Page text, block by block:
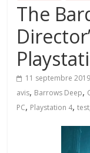
The
11 septembre 2019
avis, Barrows Deep,
PC, Playstation 4,test